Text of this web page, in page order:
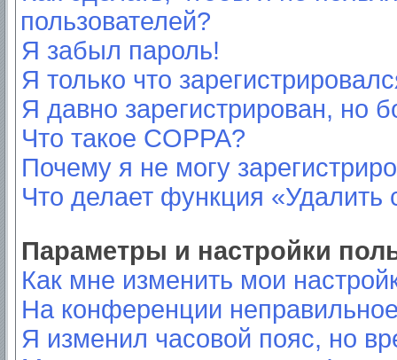
пользователей?
Я забыл пароль!
Я только что
Я давно зарегистрирован, но
Что такое COPPA?
Почему я не могу
Что делает функция
Параметры и настройки
Как мне изменить мои
На конференции
Я изменил часовой пояс, но